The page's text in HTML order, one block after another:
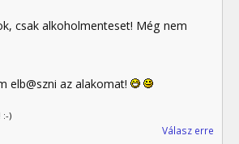
csak alkoholmenteset! Még nem
elb@szni az alakomat!
:-)
Válasz erre